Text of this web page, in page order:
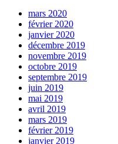
mars 2020
février 2020
janvier 2020
décembre 2019
novembre 2019
octobre 2019
septembre 2019
juin 2019
mai 2019
avril 2019
mars 2019
février 2019
janvier 2019